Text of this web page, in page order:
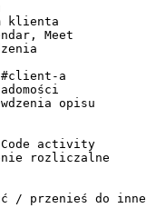
klienta
Meet
a
opisu
activity
rozliczalne
/ przenieś do